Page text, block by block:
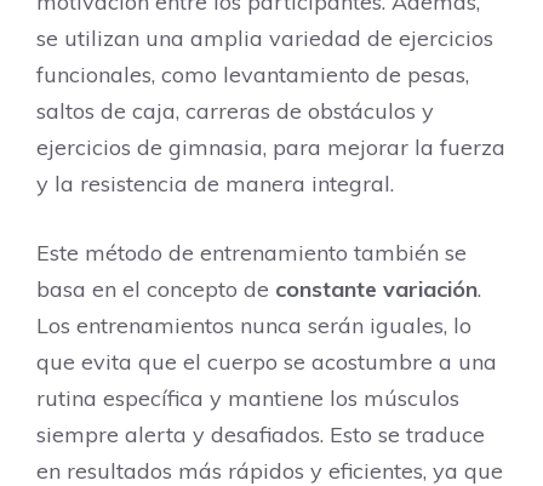
se utilizan una amplia variedad de ejercicios
funcionales, como levantamiento de pesas,
saltos de caja, carreras de obstáculos y
ejercicios de gimnasia, para mejorar la fuerza
y la resistencia de manera integral.
Este método de entrenamiento también se
basa en el concepto de constante variación.
Los entrenamientos nunca serán iguales, lo
que evita que el cuerpo se acostumbre a una
rutina específica y mantiene los músculos
siempre alerta y desafiados. Esto se traduce
en resultados más rápidos y eficientes, ya que